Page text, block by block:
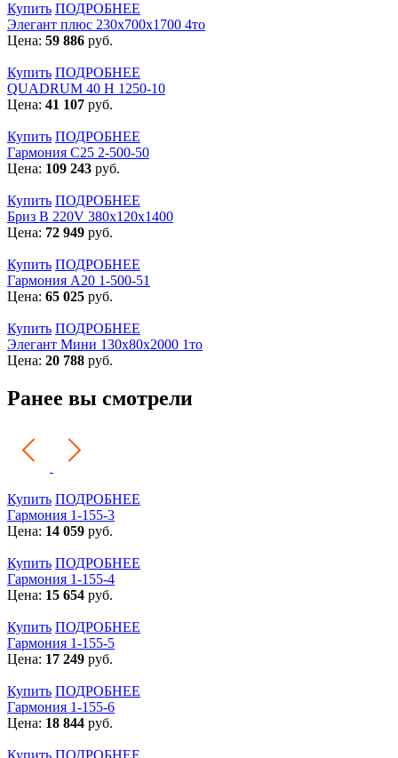
Купить ПОДРОБНЕЕ
Элегант плюс 230x700x1700 4то
Цена: 59 886 руб.
Купить ПОДРОБНЕЕ
QUADRUM 40 H 1250-10
Цена: 41 107 руб.
Купить ПОДРОБНЕЕ
Гармония С25 2-500-50
Цена: 109 243 руб.
Купить ПОДРОБНЕЕ
Бриз В 220V 380x120x1400
Цена: 72 949 руб.
Купить ПОДРОБНЕЕ
Гармония А20 1-500-51
Цена: 65 025 руб.
Купить ПОДРОБНЕЕ
Элегант Мини 130x80x2000 1то
Цена: 20 788 руб.
Ранее вы смотрели
Купить ПОДРОБНЕЕ
Гармония 1-155-3
Цена: 14 059 руб.
Купить ПОДРОБНЕЕ
Гармония 1-155-4
Цена: 15 654 руб.
Купить ПОДРОБНЕЕ
Гармония 1-155-5
Цена: 17 249 руб.
Купить ПОДРОБНЕЕ
Гармония 1-155-6
Цена: 18 844 руб.